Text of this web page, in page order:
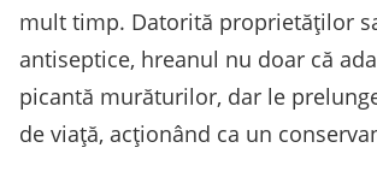
mult timp. Datorită proprietăților
antiseptice, hreanul nu doar că
picantă murăturilor, dar le
de viață, acționând ca un